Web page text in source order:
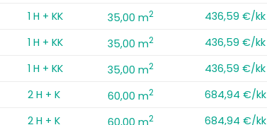
1 H + KK 35,00 m2
436,59 €/kk
1 H + KK 35,00 m2
436,59 €/kk
1 H + KK 35,00 m2
436,59 €/kk
2 H + K 60,00 m2
684,94 €/kk
2 H + K 60,00 m2
684,94 €/kk